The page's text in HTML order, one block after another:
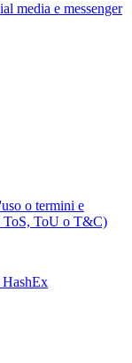
media e messenger
o termini e
ToS, ToU o T&C)
HashEx